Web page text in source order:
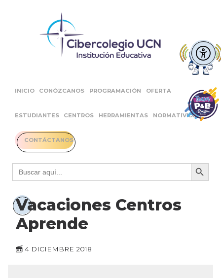
INICIO CONÓZCANOS PROGRAMACIÓN OFERTA
ESTUDIANTES CENTROS HERRAMIENTAS NORMATIVIDAD
CONTÁCTANOS
Buscar: Botón
Vacaciones Centros
Aprende
4 DICIEMBRE 2018